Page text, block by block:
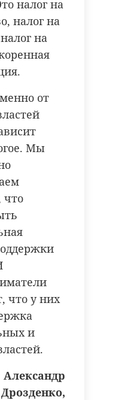
налог на
налог на
на
от
Мы
что
что у них
и
Александр
Дрозденко,
усадьба
Уникальную
бор
статьей: